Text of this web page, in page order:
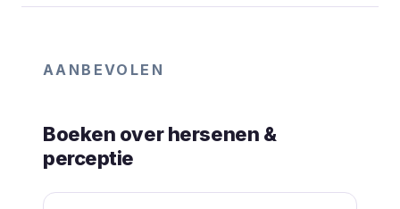
AANBEVOLEN
Boeken over hersenen &
perceptie